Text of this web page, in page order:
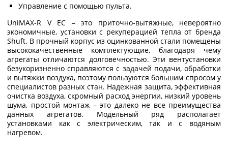
Управление с помощью пульта.
UniMAX-R V EC – это приточно-вытяжные, невероятно
экономичные, установки с рекуперацией тепла от бренда
Shuft. В прочный корпус из оцинкованной стали помещены
высококачественные комплектующие, благодаря чему
агрегаты отличаются долговечностью. Эти вентустановки
безукоризненно справляются с задачей подачи, обработки
и вытяжки воздуха, поэтому пользуются большим спросом у
специалистов разных стан. Надежная защита, эффективная
очистка воздуха, скромный расход энергии, низкий уровень
шума, простой монтаж – это далеко не все преимущества
данных агрегатов. Модельный ряд располагает
установками как с электрическим, так и с водяным
нагревом.